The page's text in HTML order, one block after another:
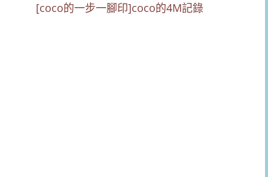
[coco的一步一腳印]coco的4M記錄